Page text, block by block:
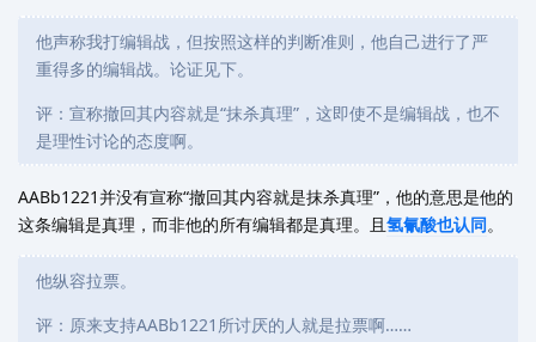
他声称我打编辑战，但按照这样的判断准则，他自己进行了严
重得多的编辑战。论证见下。
评：宣称撤回其内容就是“抹杀真理”，这即使不是编辑战，也不
是理性讨论的态度啊。
AABb1221并没有宣称“撤回其内容就是抹杀真理”，他的意思是他的
这条编辑是真理，而非他的所有编辑都是真理。且氢氰酸也认同。
他纵容拉票。
评：原来支持AABb1221所讨厌的人就是拉票啊……